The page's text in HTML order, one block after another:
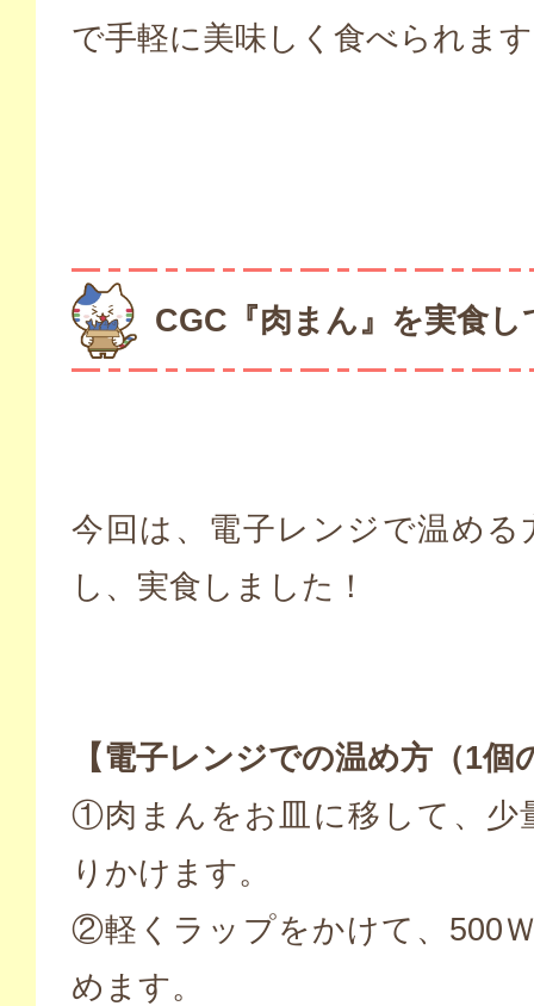
で手軽に美味しく食べられま
CGC『肉まん』を実食し
今回は、電子レンジで温める
し、実食しました！
【電子レンジでの温め方（1個
①肉まんをお皿に移して、少
りかけます。
②軽くラップをかけて、500
めます。